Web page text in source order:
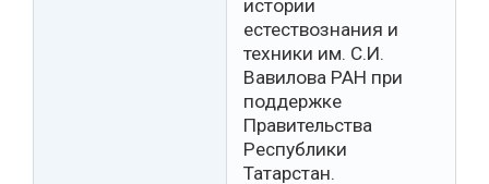
истории
естествознания и
техники им. С.И.
Вавилова РАН при
поддержке
Правительства
Республики
Татарстан.